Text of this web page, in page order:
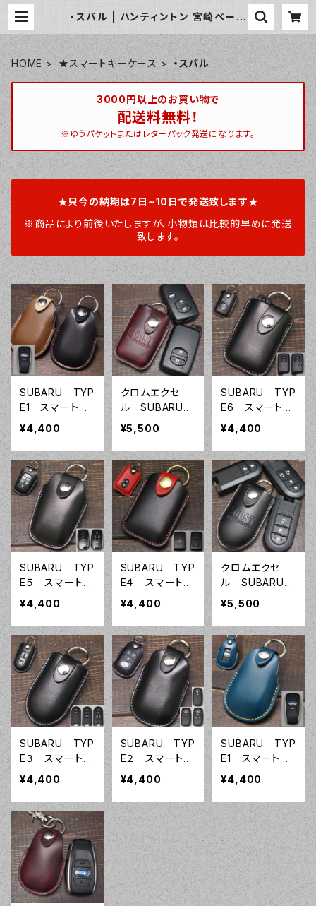
・スバル | ハンティントン 宮崎ベース
HOME ★スマートキーケース ・スバル
3000円以上のお買い物で
配送料無料！
※ゆうパケットまたはレターパック発送になります。
★只今の納期は7日~10日で発送致します★
※商品により前後いたしますが、小物類は比較的早めに発送
致します。
SUBARU TYP
E1 スマートキ
ーケース スマ
ートキーカバ
ー オーダーメ
イド 本革レザ
ー スバル
¥4,400
クロムエクセ
ル SUBARU
TYPE6 スマー
トキーケース
スマートキーカ
バー オーダー
メイド 本革レ
ザー トヨタ
¥5,500
SUBARU TYP
E6 スマートキ
ーケース スマ
ートキーカバ
ー オーダーメ
イド 本革レザ
ー トヨタ
¥4,400
SUBARU TYP
E５ スマートキ
ーケース スマ
ートキーカバ
ー オーダーメ
イド 本革レザ
ー スバル
¥4,400
SUBARU TYP
E４ スマートキ
ーケース スマ
ートキーカバ
ー オーダーメ
イド 本革レザ
ー スバル
¥4,400
クロムエクセ
ル SUBARU
TYPE３ スマ
ートキーケー
ス スマートキ
ーカバー オー
ダーメイド 本
革レザー トヨ
タ
¥5,500
SUBARU TYP
E３ スマートキ
ーケース スマ
ートキーカバ
ー オーダーメ
イド 本革レザ
ー スバル
¥4,400
SUBARU TYP
E２ スマートキ
ーケース スマ
ートキーカバ
ー オーダーメ
イド 本革レザ
ー スバル
¥4,400
SUBARU TYP
E1 スマートキ
ーケース スマ
ートキーカバ
ー オーダーメ
イド 本革レザ
ー スバル ２
¥4,400